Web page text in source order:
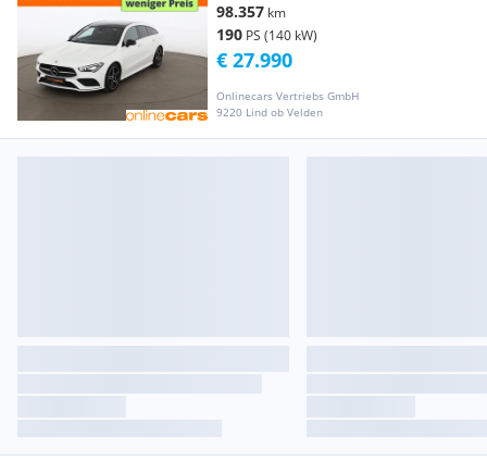
98.357 km
190 PS (140 kW)
Onlinecars Vertriebs GmbH
9220 Lind ob Velden
€ 27.990